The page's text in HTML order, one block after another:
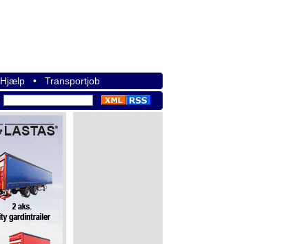
Hjælp • Transportjob